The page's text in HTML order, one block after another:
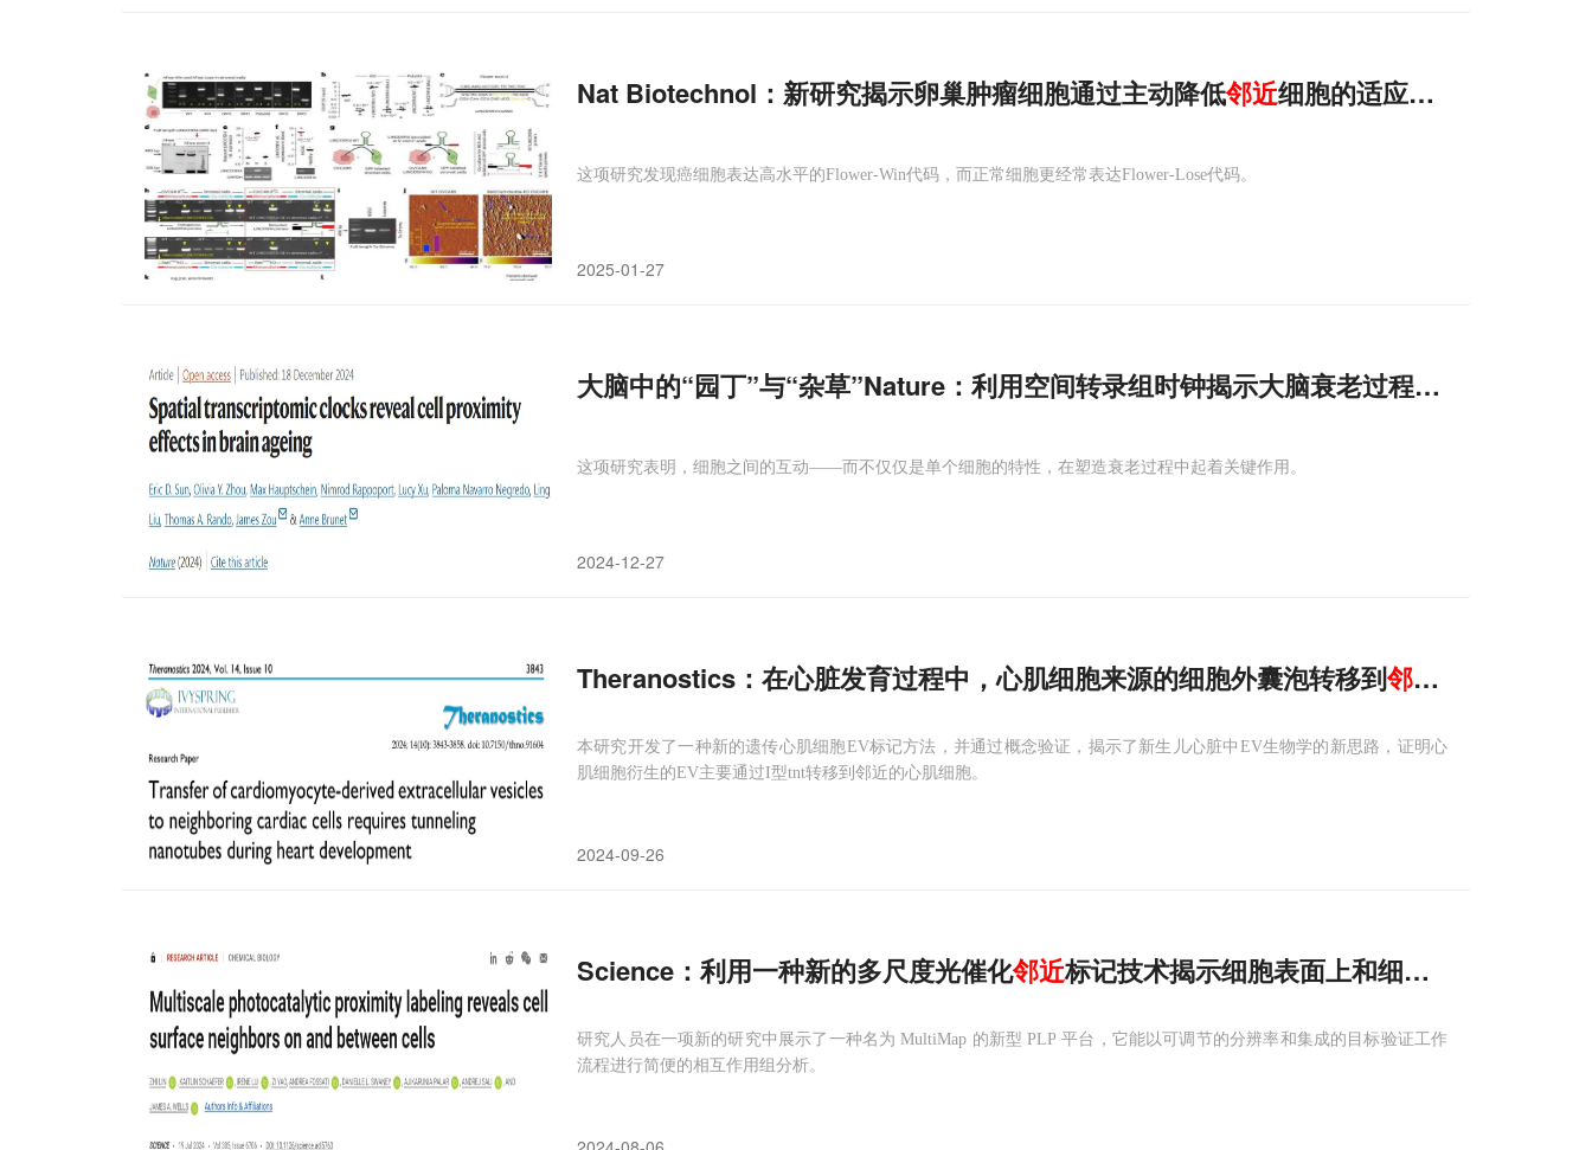
Nat Biotechnol：新研究揭示卵巢肿瘤细胞通过主动降低邻近细胞的适应度来获得竞争
这项研究发现癌细胞表达高水平的Flower-Win代码，而正常细胞更经常表达Flower-Lose代码。
2025-01-27
大脑中的“园丁”与“杂草”Nature：利用空间转录组时钟揭示大脑衰老过程中的细胞
这项研究表明，细胞之间的互动——而不仅仅是单个细胞的特性，在塑造衰老过程中起着关键作用。
2024-12-27
Theranostics：在心脏发育过程中，心肌细胞来源的细胞外囊泡转移到邻近
本研究开发了一种新的遗传心肌细胞EV标记方法，并通过概念验证，揭示了新生儿心脏中EV生物学的新思路，证明心
肌细胞衍生的EV主要通过I型tnt转移到邻近的心肌细胞。
2024-09-26
Science：利用一种新的多尺度光催化邻近标记技术揭示细胞表面上和细胞之间的蛋白
研究人员在一项新的研究中展示了一种名为 MultiMap 的新型 PLP 平台，它能以可调节的分辨率和集成的目标验证工作
流程进行简便的相互作用组分析。